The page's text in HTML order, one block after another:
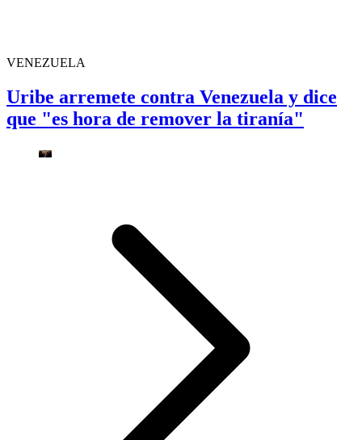
VENEZUELA
Uribe arremete contra Venezuela y dice
que "es hora de remover la tiranía"